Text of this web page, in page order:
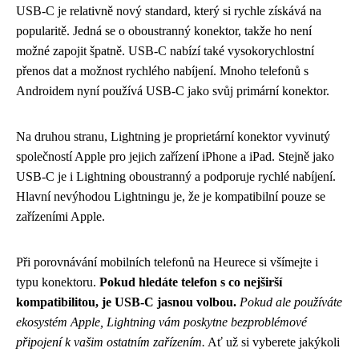
USB-C je relativně nový standard, který si rychle získává na
popularitě. Jedná se o oboustranný konektor, takže ho není
možné zapojit špatně. USB-C nabízí také vysokorychlostní
přenos dat a možnost rychlého nabíjení. Mnoho telefonů s
Androidem nyní používá USB-C jako svůj primární konektor.
Na druhou stranu, Lightning je proprietární konektor vyvinutý
společností Apple pro jejich zařízení iPhone a iPad. Stejně jako
USB-C je i Lightning oboustranný a podporuje rychlé nabíjení.
Hlavní nevýhodou Lightningu je, že je kompatibilní pouze se
zařízeními Apple.
Při porovnávání mobilních telefonů na Heurece si všímejte i
typu konektoru. Pokud hledáte telefon s co nejširší
kompatibilitou, je USB-C jasnou volbou. Pokud ale používáte
ekosystém Apple, Lightning vám poskytne bezproblémové
připojení k vašim ostatním zařízením. Ať už si vyberete jakýkoli